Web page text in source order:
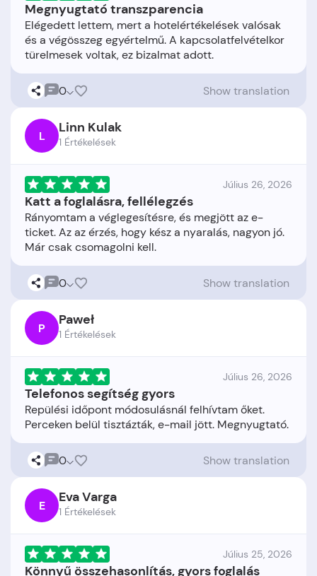
Megnyugtató transzparencia
Elégedett lettem, mert a hotelértékelések valósak
és a végösszeg egyértelmű. A kapcsolatfelvételkor
0 Show translation
L Linn Kulak
1 Értékelések
Július 26, 2026
Katt a foglalásra, fellélegzés
Rányomtam a véglegesítésre, és megjött az e-
ticket. Az az érzés, hogy kész a nyaralás, nagyon jó.
0 Show translation
P Paweł
1 Értékelések
Július 26, 2026
Telefonos segítség gyors
Repülési időpont módosulásnál felhívtam őket.
0 Show translation
E Eva Varga
1 Értékelések
Július 25, 2026
Könnyű összehasonlítás, gyors foglalás